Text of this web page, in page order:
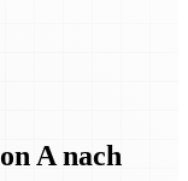
A nach